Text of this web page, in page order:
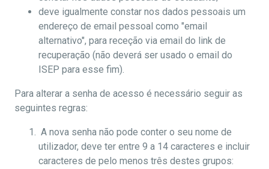
deve igualmente constar nos dados pessoais um
endereço de email pessoal como "email
alternativo", para receção via email do link de
recuperação (não deverá ser usado o email do
ISEP para esse fim).
Para alterar a senha de acesso é necessário seguir as
seguintes regras:
A nova senha não pode conter o seu nome de
utilizador, deve ter entre 9 a 14 caracteres e incluir
caracteres de pelo menos três destes grupos: